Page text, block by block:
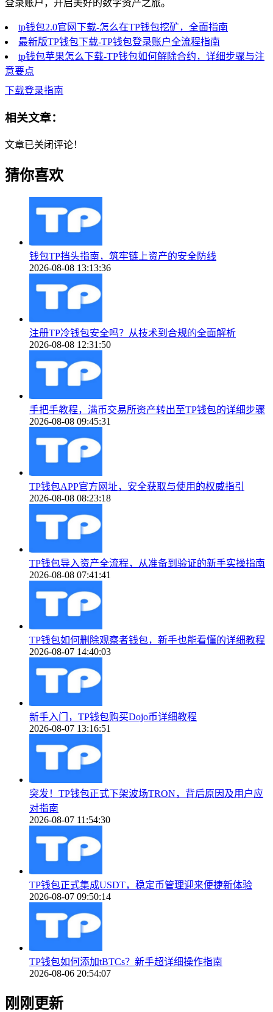
登录账户，开启美好的数字资产之旅。
tp钱包2.0官网下载-怎么在TP钱包挖矿，全面指南
最新版TP钱包下载-TP钱包登录账户全流程指南
tp钱包苹果怎么下载-TP钱包如何解除合约，详细步骤与注
意要点
下载登录指南
相关文章：
文章已关闭评论！
猜你喜欢
钱包TP挡头指南，筑牢链上资产的安全防线
2026-08-08 13:13:36
注册TP冷钱包安全吗？从技术到合规的全面解析
2026-08-08 12:31:50
手把手教程，满币交易所资产转出至TP钱包的详细步骤
2026-08-08 09:45:31
TP钱包APP官方网址，安全获取与使用的权威指引
2026-08-08 08:23:18
TP钱包导入资产全流程，从准备到验证的新手实操指南
2026-08-08 07:41:41
TP钱包如何删除观察者钱包，新手也能看懂的详细教程
2026-08-07 14:40:03
新手入门，TP钱包购买Dojo币详细教程
2026-08-07 13:16:51
突发！TP钱包正式下架波场TRON，背后原因及用户应
对指南
2026-08-07 11:54:30
TP钱包正式集成USDT，稳定币管理迎来便捷新体验
2026-08-07 09:50:14
TP钱包如何添加tBTCs？新手超详细操作指南
2026-08-06 20:54:07
刚刚更新